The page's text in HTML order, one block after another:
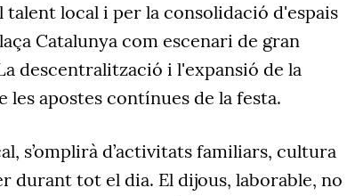
talent local i per la consolidació d'espais
Catalunya com escenari de gran
descentralització i l'expansió de la
les apostes contínues de la festa.
s’omplirà d’activitats familiars, cultura
durant tot el dia. El dijous, laborable, no